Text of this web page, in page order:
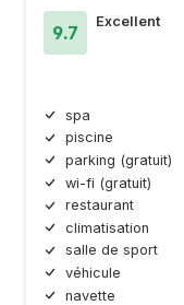
9.7
Excellent
spa
piscine
parking (gratuit)
wi-fi (gratuit)
restaurant
climatisation
salle de sport
véhicule
navette